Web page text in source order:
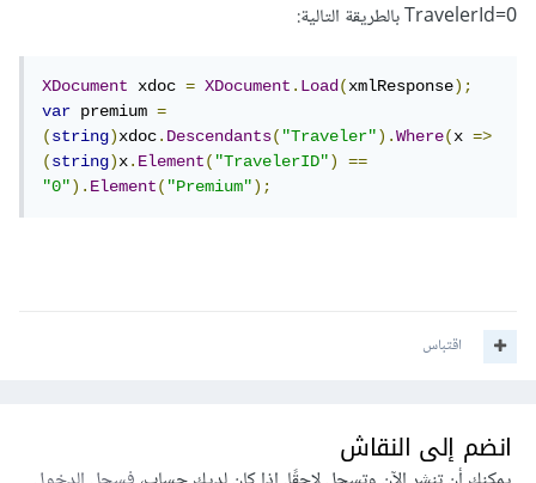
TravelerId=0 بالطريقة التالية:
XDocument xdoc = XDocument.Load(xmlResponse);
var premium =
(string)xdoc.Descendants("Traveler").Where(x =>
(string)x.Element("TravelerID")
==
"0").Element("Premium");
اقتباس
انضم إلى النقاش